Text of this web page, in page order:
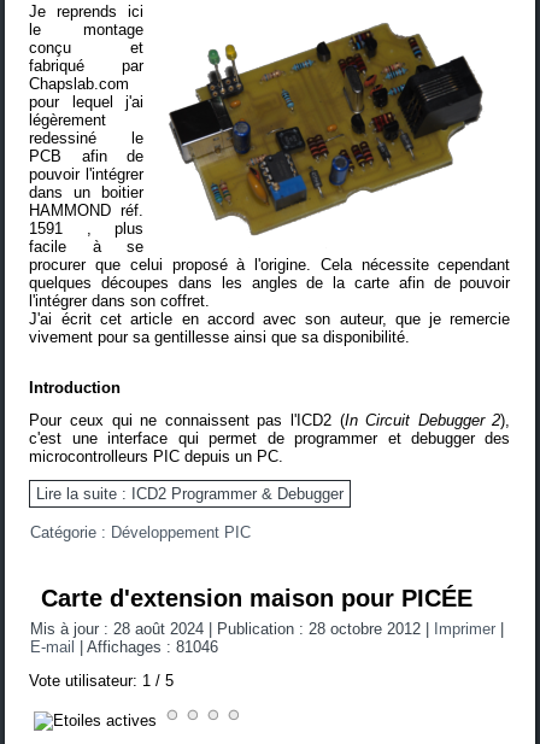
Je reprends ici
le montage
conçu et
fabriqué par
Chapslab.com
pour lequel j'ai
légèrement
redessiné le
PCB afin de
pouvoir l'intégrer
dans un boitier
HAMMOND réf.
1591
, plus
facile à se
procurer que celui proposé à l'origine. Cela nécessite cependant
quelques découpes dans les angles de la carte afin de pouvoir
l'intégrer dans son coffret.
J'ai écrit cet article en accord avec son auteur, que je remercie
vivement pour sa gentillesse ainsi que sa disponibilité.
Introduction
Pour ceux qui ne connaissent pas l'ICD2 (In Circuit Debugger 2),
c'est une interface qui permet de programmer et debugger des
microcontrolleurs PIC depuis un PC.
Lire la suite : ICD2 Programmer & Debugger
Catégorie : Développement PIC
Carte d'extension maison pour PICÉE
Mis à jour : 28 août 2024 | Publication : 28 octobre 2012 | Imprimer |
E-mail |Affichages : 81046
Vote utilisateur: 1 /5